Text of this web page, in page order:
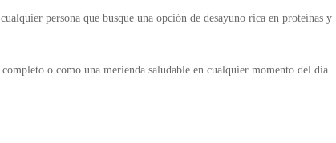
persona que busque una opción de desayuno rica en proteínas y
o como una merienda saludable en cualquier momento del día.